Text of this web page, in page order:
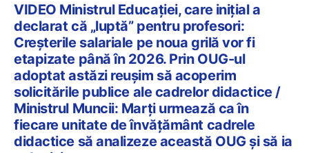
VIDEO Ministrul Educației, care inițial a
declarat că „luptă” pentru profesori:
Creșterile salariale pe noua grilă vor fi
etapizate până în 2026. Prin OUG-ul
adoptat astăzi reușim să acoperim
solicitările publice ale cadrelor didactice /
Ministrul Muncii: Marți urmează ca în
fiecare unitate de învățământ cadrele
didactice să analizeze această OUG și să ia